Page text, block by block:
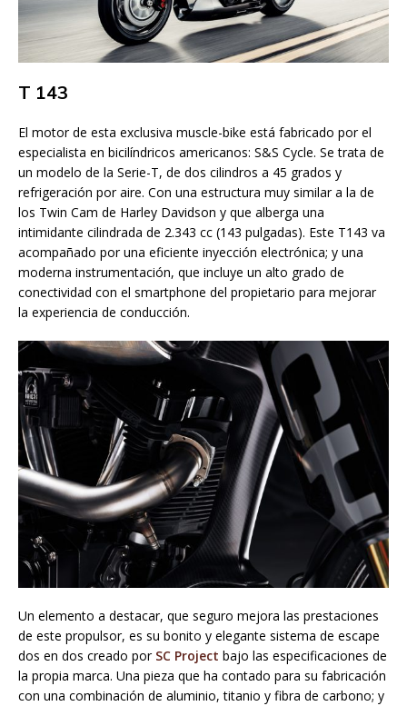
T 143
El motor de esta exclusiva muscle-bike está fabricado por el
especialista en bicilíndricos americanos: S&S Cycle. Se trata de
un modelo de la Serie-T, de dos cilindros a 45 grados y
refrigeración por aire. Con una estructura muy similar a la de
los Twin Cam de Harley Davidson y que alberga una
intimidante cilindrada de 2.343 cc (143 pulgadas). Este T143 va
acompañado por una eficiente inyección electrónica; y una
moderna instrumentación, que incluye un alto grado de
conectividad con el smartphone del propietario para mejorar
la experiencia de conducción.
Un elemento a destacar, que seguro mejora las prestaciones
de este propulsor, es su bonito y elegante sistema de escape
dos en dos creado por SC Project bajo las especificaciones de
la propia marca. Una pieza que ha contado para su fabricación
con una combinación de aluminio, titanio y fibra de carbono; y